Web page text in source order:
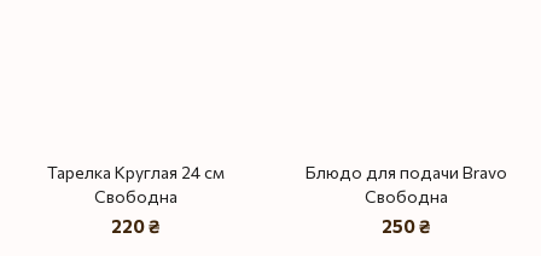
Тарелка Круглая 24 см
Свободна
220 ₴
Блюдо для подачи Bravo
Свободна
250 ₴